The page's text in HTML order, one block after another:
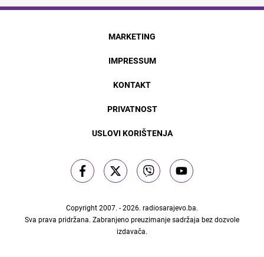
MARKETING
IMPRESSUM
KONTAKT
PRIVATNOST
USLOVI KORIŠTENJA
Copyright 2007. - 2026. radiosarajevo.ba.
Sva prava pridržana. Zabranjeno preuzimanje sadržaja bez dozvole
izdavača.